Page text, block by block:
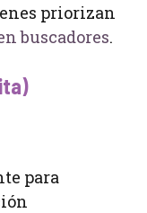
priorizan
buscadores.
para